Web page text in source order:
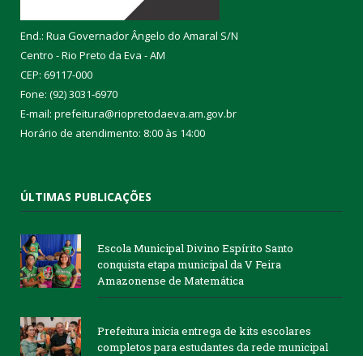
End.: Rua Governador Ângelo do Amaral S/N
Centro - Rio Preto da Eva - AM
CEP: 69117-000
Fone: (92) 3031-6970
E-mail: prefeitura@riopretodaeva.am.gov.br
Horário de atendimento: 8:00 às 14:00
ÚLTIMAS PUBLICAÇÕES
Escola Municipal Divino Espírito Santo
conquista etapa municipal da V Feira
Amazonense de Matemática
Prefeitura inicia entrega de kits escolares
completos para estudantes da rede municipal